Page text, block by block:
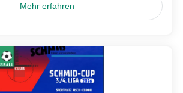
Mehr erfahren